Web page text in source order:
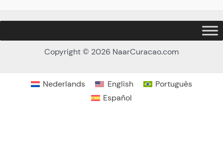
Copyright © 2026 NaarCuracao.com